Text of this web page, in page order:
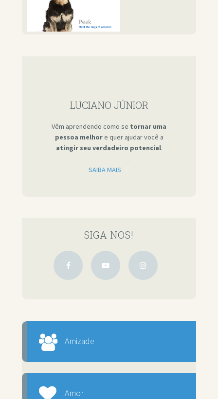
LUCIANO JÚNIOR
Vêm aprendendo como se tornar uma
pessoa melhore quer ajudar você a
atingir seu verdadeiro potencial.
SAIBA MAIS
SIGA NOS!
Amizade
Amor